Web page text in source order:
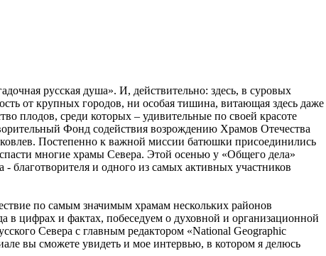
русская душа». И, действительно: здесь, в суровых
от крупных городов, ни особая тишина, витающая здесь даже
плодов, среди которых – удивительные по своей красоте
Фонд содействия возрождению Храмов Отечества
Постепенно к важной миссии батюшки присоединились
многие храмы Севера. Этой осенью у «Общего дела»
благотворителя и одного из самых активных участников
по самым значимым храмам нескольких районов
цифрах и фактах, побеседуем о духовной и организационной
Севера с главным редактором «National Geographic
вы сможете увидеть и мое интервью, в котором я делюсь